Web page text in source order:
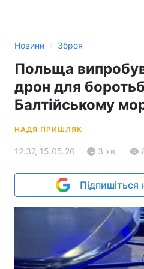
Новини › Зброя
Польща
дрон для
Балтійському
НАДЯ ПРИШЛЯК
12:37, 15.05.26 3 хв.
Підпишіться